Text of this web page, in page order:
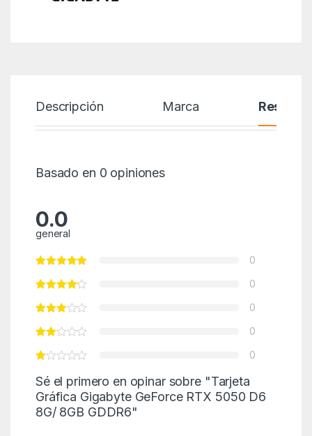
Descripción Marca Reseñas
Basado en 0 opiniones
0.0
general
0
0
0
0
0
Sé el primero en opinar sobre "Tarjeta
Gráfica Gigabyte GeForce RTX 5050 D6
8G/ 8GB GDDR6"